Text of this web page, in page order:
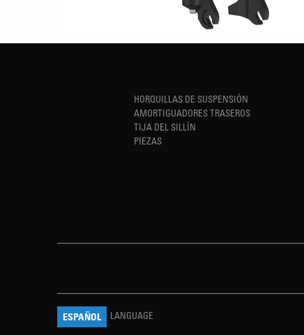
HORQUILLAS DE SUSPENSIÓN
AMORTIGUADORES TRASEROS
TIJA DEL SILLÍN
PIEZAS
ESPAÑOL LANGUAGE